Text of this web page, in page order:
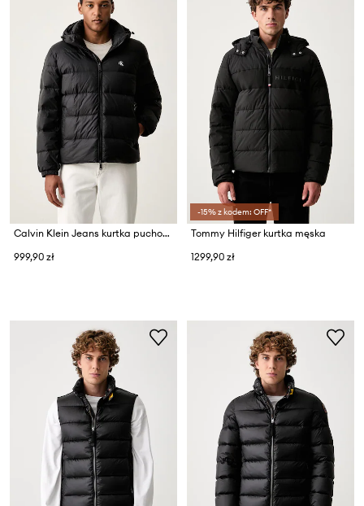
Calvin Klein Jeans kurtka puchowa męska
999,90 zł
-15% z kodem: OFF*
Tommy Hilfiger kurtka męska
1299,90 zł